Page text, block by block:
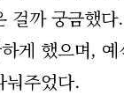
걸까 궁금했
게 했으며,
눠주었다.